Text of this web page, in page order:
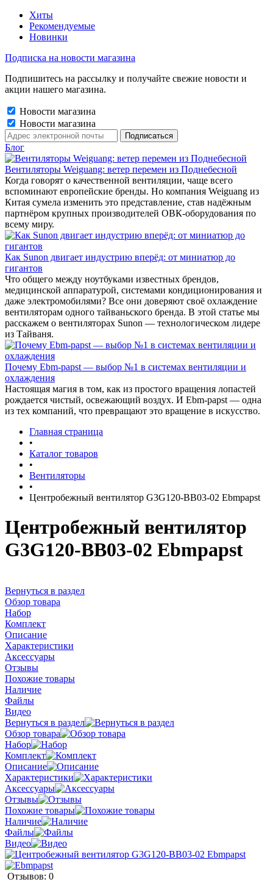
Хиты
Рекомендуемые
Новинки
Подписка на новости магазина
Подпишитесь на рассылку и получайте свежие новости и
акции нашего магазина.
Новости магазина
Новости магазина
Блог
Вентиляторы Weiguang: ветер перемен из Поднебесной
Когда говорят о качественной вентиляции, чаще всего
вспоминают европейские бренды. Но компания Weiguang из
Китая сумела изменить это представление, став надёжным
партнёром крупных производителей ОВК-оборудования по
всему миру.
Как Sunon двигает индустрию вперёд: от миниатюр до
гигантов
Что общего между ноутбуками известных брендов,
медицинской аппаратурой, системами кондиционирования и
даже электромобилями? Все они доверяют своё охлаждение
вентиляторам одного тайваньского бренда. В этой статье мы
расскажем о вентиляторах Sunon — технологическом лидере
из Тайваня.
Почему Ebm-papst — выбор №1 в системах вентиляции и
охлаждения
Настоящая магия в том, как из простого вращения лопастей
рождается чистый, освежающий воздух. И Ebm-papst — одна
из тех компаний, что превращают это вращение в искусство.
Главная страница
•
Каталог товаров
•
Вентиляторы
•
Центробежный вентилятор G3G120-BB03-02 Ebmpapst
Центробежный вентилятор
G3G120-BB03-02 Ebmpapst
Вернуться в раздел
Обзор товара
Набор
Комплект
Описание
Характеристики
Аксессуары
Отзывы
Похожие товары
Наличие
Файлы
Видео
Вернуться в раздел
Обзор товара
Набор
Комплект
Описание
Характеристики
Аксессуары
Отзывы
Похожие товары
Наличие
Файлы
Видео
Отзывов: 0